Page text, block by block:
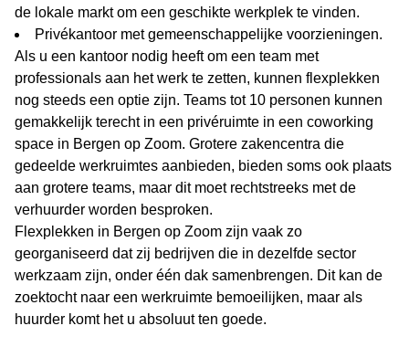
de lokale markt om een geschikte werkplek te vinden.
Privékantoor met gemeenschappelijke voorzieningen.
Als u een kantoor nodig heeft om een team met
professionals aan het werk te zetten, kunnen flexplekken
nog steeds een optie zijn. Teams tot 10 personen kunnen
gemakkelijk terecht in een privéruimte in een coworking
space in Bergen op Zoom. Grotere zakencentra die
gedeelde werkruimtes aanbieden, bieden soms ook plaats
aan grotere teams, maar dit moet rechtstreeks met de
verhuurder worden besproken.
Flexplekken in Bergen op Zoom zijn vaak zo
georganiseerd dat zij bedrijven die in dezelfde sector
werkzaam zijn, onder één dak samenbrengen. Dit kan de
zoektocht naar een werkruimte bemoeilijken, maar als
huurder komt het u absoluut ten goede.